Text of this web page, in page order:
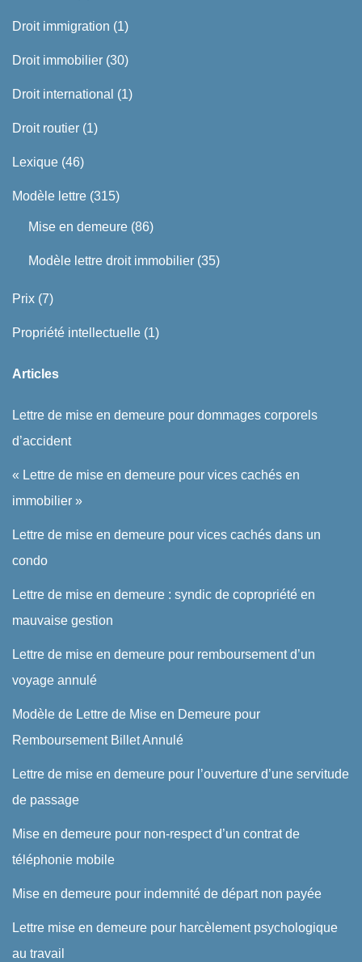
Droit immigration (1)
Droit immobilier (30)
Droit international (1)
Droit routier (1)
Lexique (46)
Modèle lettre (315)
Mise en demeure (86)
Modèle lettre droit immobilier (35)
Prix (7)
Propriété intellectuelle (1)
Articles
Lettre de mise en demeure pour dommages corporels
d’accident
« Lettre de mise en demeure pour vices cachés en
immobilier »
Lettre de mise en demeure pour vices cachés dans un
condo
Lettre de mise en demeure : syndic de copropriété en
mauvaise gestion
Lettre de mise en demeure pour remboursement d’un
voyage annulé
Modèle de Lettre de Mise en Demeure pour
Remboursement Billet Annulé
Lettre de mise en demeure pour l’ouverture d’une servitude
de passage
Mise en demeure pour non-respect d’un contrat de
téléphonie mobile
Mise en demeure pour indemnité de départ non payée
Lettre mise en demeure pour harcèlement psychologique
au travail